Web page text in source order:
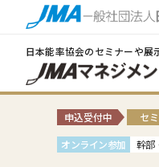
日本能率協会のセミナーや展
申込受付中 セ
オンライン参加
幹部